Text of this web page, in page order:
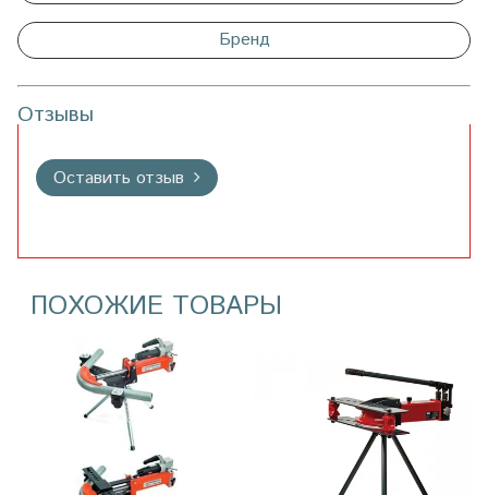
Бренд
Отзывы
Оставить отзыв
ПОХОЖИЕ ТОВАРЫ